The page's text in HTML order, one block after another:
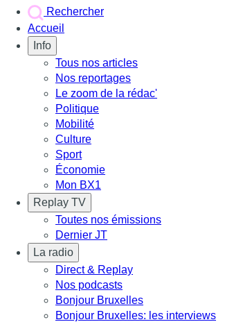
Rechercher
Accueil
Info
Tous nos articles
Nos reportages
Le zoom de la rédac'
Politique
Mobilité
Culture
Sport
Économie
Mon BX1
Replay TV
Toutes nos émissions
Dernier JT
La radio
Direct & Replay
Nos podcasts
Bonjour Bruxelles
Bonjour Bruxelles: les interviews